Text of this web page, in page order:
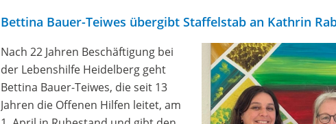
Bettina Bauer-Teiwes übergibt Staffelstab an Kathrin
Nach 22 Jahren Beschäftigung bei
der Lebenshilfe Heidelberg geht
Bettina Bauer-Teiwes, die seit 13
Jahren die Offenen Hilfen leitet, am